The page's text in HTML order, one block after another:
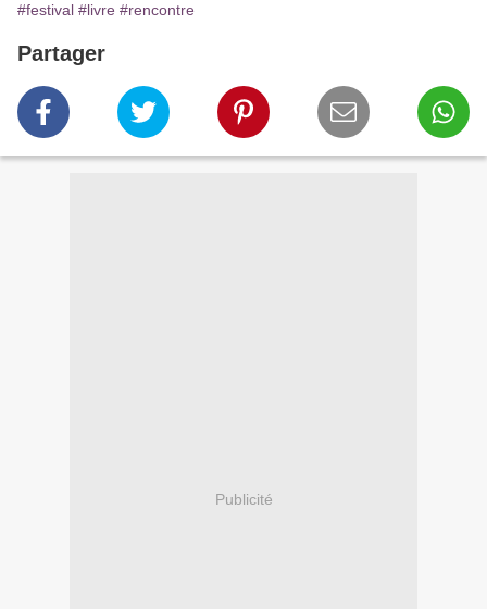
#festival #livre #rencontre
Partager
Publicité